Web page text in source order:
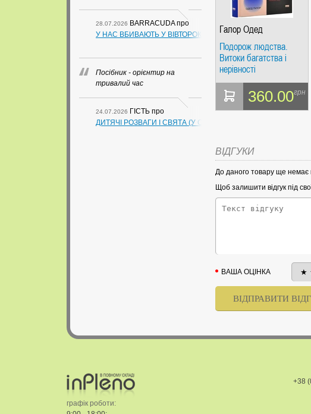
28.07.2026 BARRACUDAпро
У НАС ВБИВАЮТЬ У ВІВТОРОК. СЛАПОВСЬКИЙ О.І. ЧАС
Посібник - орієнтир на
тривалий час
24.07.2026 ГІСТЬ про
ДИТЯЧІ РОЗВАГИ І СВЯТА (У СХЕМАХ, ТАБЛИЦЯХ,
Галор Одед
Подорож людства.
Витоки багатства і
нерівності
360.00грн
ВІДГУКИ
До даного товару ще немає
Щоб залишити відгук під
ВАША ОЦІНКА
графік роботи:
+38